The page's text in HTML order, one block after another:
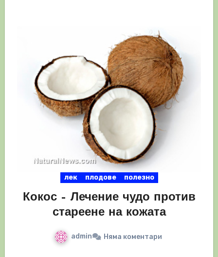
лек плодове полезно
Кокос – Лечение чудо против
стареене на кожата
admin Няма коментари